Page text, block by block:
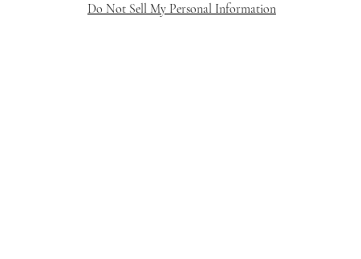
Do Not Sell My Personal Information